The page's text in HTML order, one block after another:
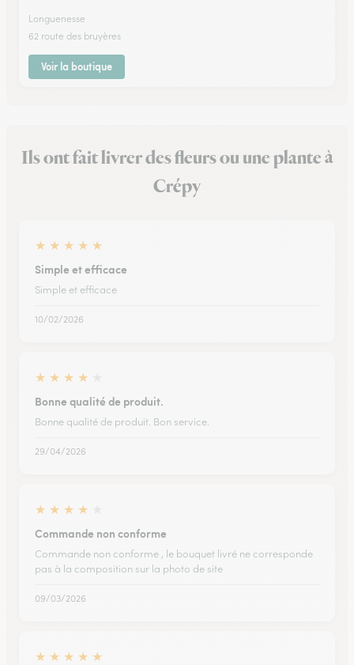
Longuenesse
62 route des bruyères
Voir la boutique
Ils ont fait livrer des fleurs ou une plante à
Crépy
★ ★ ★ ★ ★
Simple et efficace
Simple et efficace
10/02/2026
★ ★ ★ ★
Bonne qualité de produit.
Bonne qualité de produit. Bon service.
29/04/2026
★ ★ ★ ★
Commande non conforme
Commande non conforme , le bouquet livré ne corresponde
pas à la composition sur la photo de site
09/03/2026
★ ★ ★ ★ ★